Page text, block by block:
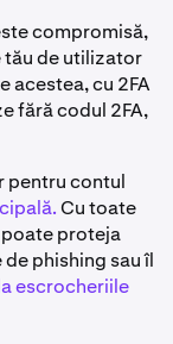
compromisă,
tău de utilizator
acestea, cu 2FA
fără codul 2FA,
pentru contul
Cu toate
poate proteja
phishing sau îl
escrocheriile